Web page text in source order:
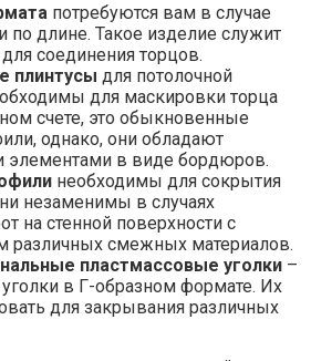
потребуются вам в случае
по длине. Такое изделие служит
соединения торцов.
плинтусы для потолочной
для маскировки торца
счете, это обыкновенные
однако, они обладают
элементами в виде бордюров.
необходимы для сокрытия
незаменимы в случаях
на стенной поверхности с
различных смежных материалов.
пластмассовые уголки –
в Г-образном формате. Их
для закрывания различных